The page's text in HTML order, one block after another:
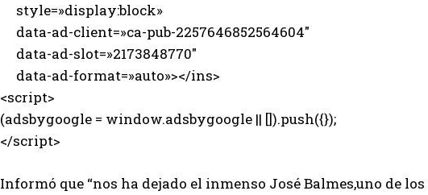
style=»display:block»
data-ad-client=»ca-pub-2257646852564604″
data-ad-slot=»2173848770″
data-ad-format=»auto»></ins>
<script>
(adsbygoogle = window.adsbygoogle || []).push({});
</script>
Informó que “nos ha dejado el inmenso José Balmes,uno de